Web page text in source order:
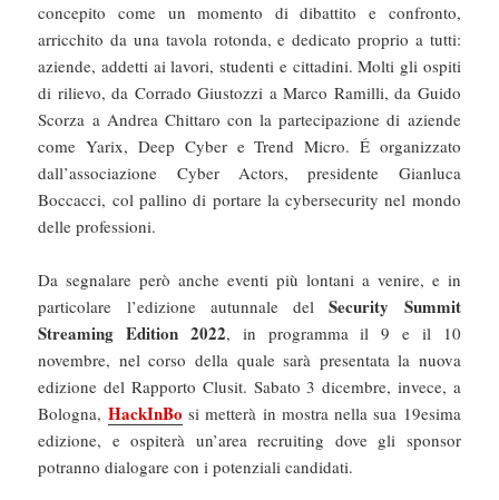
concepito come un momento di dibattito e confronto,
arricchito da una tavola rotonda, e dedicato proprio a tutti:
aziende, addetti ai lavori, studenti e cittadini. Molti gli ospiti
di rilievo, da Corrado Giustozzi a Marco Ramilli, da Guido
Scorza a Andrea Chittaro con la partecipazione di aziende
come Yarix, Deep Cyber e Trend Micro. É organizzato
dall’associazione Cyber Actors, presidente Gianluca
Boccacci, col pallino di portare la cybersecurity nel mondo
delle professioni.
Da segnalare però anche eventi più lontani a venire, e in
particolare l’edizione autunnale delSecurity Summit
Streaming Edition 2022, in programma il 9 e il 10
novembre, nel corso della quale sarà presentata la nuova
edizione del Rapporto Clusit. Sabato 3 dicembre, invece, a
Bologna, HackInBo si metterà in mostra nella sua 19esima
edizione, e ospiterà un’area recruiting dove gli sponsor
potranno dialogare con i potenziali candidati.